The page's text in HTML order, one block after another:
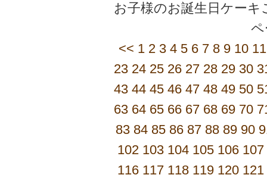
お子様のお誕生日ケーキ
<< 1 2 3 4 5 6 7 8 9 10 11
23 24 25 26 27 28 29 30
43 44 45 46 47 48 49 50
63 64 65 66 67 68 69 70
83 84 85 86 87 88 89 90
102 103 104 105 106 107
116 117 118 119 120 121